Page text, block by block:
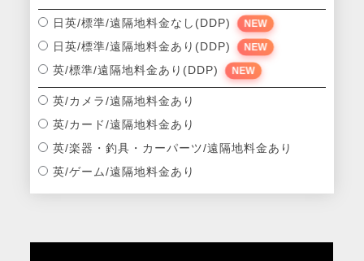
日英/標準/遠隔地料金なし(DDP) NEW
日英/標準/遠隔地料金あり(DDP) NEW
英/標準/遠隔地料金あり(DDP) NEW
英/カメラ/遠隔地料金あり
英/カード/遠隔地料金あり
英/楽器・釣具・カーパーツ/遠隔地料金あり
英/ゲーム/遠隔地料金あり